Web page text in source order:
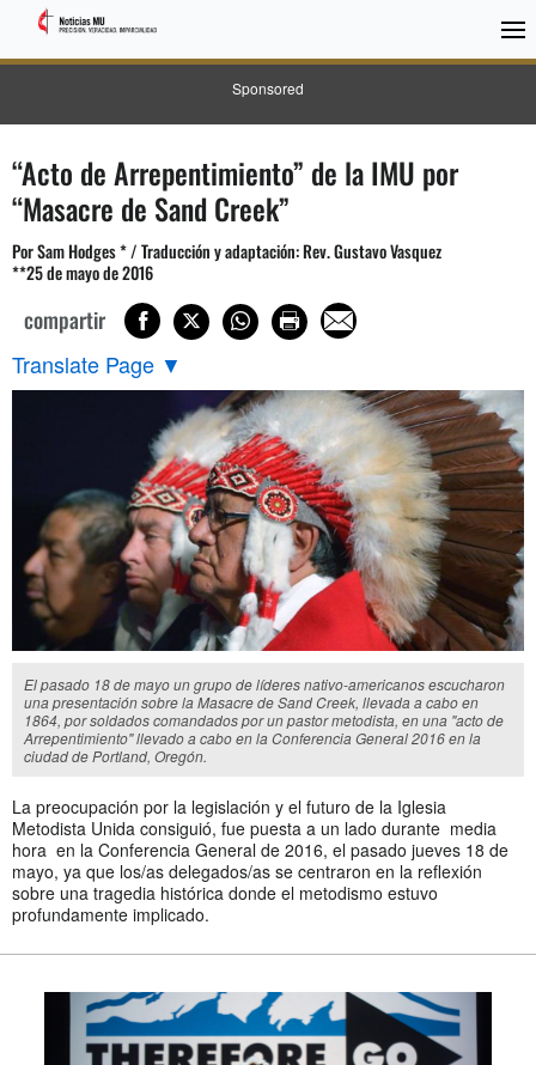
Sponsored
“Acto de Arrepentimiento” de la IMU por
“Masacre de Sand Creek”
Por Sam Hodges * / Traducción y adaptación: Rev. Gustavo Vasquez
**25 de mayo de 2016
compartir
Translate Page ▼
El pasado 18 de mayo un grupo de líderes nativo-americanos escucharon
una presentación sobre la Masacre de Sand Creek, llevada a cabo en
1864, por soldados comandados por un pastor metodista, en una "acto de
Arrepentimiento" llevado a cabo en la Conferencia General 2016 en la
ciudad de Portland, Oregón.
La preocupación por la legislación y el futuro de la Iglesia
Metodista Unida consiguió, fue puesta a un lado durante media
hora en la Conferencia General de 2016, el pasado jueves 18 de
mayo, ya que los/as delegados/as se centraron en la reflexión
sobre una tragedia histórica donde el metodismo estuvo
profundamente implicado.